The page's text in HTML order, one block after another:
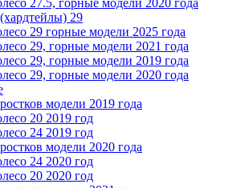
27.5, горные модели 2020 года
29
29 горные модели 2025 года
29, горные модели 2021 года
29, горные модели 2019 года
29, горные модели 2020 года
модели 2019 года
20 2019 год
24 2019 год
модели 2020 года
24 2020 год
20 2020 год